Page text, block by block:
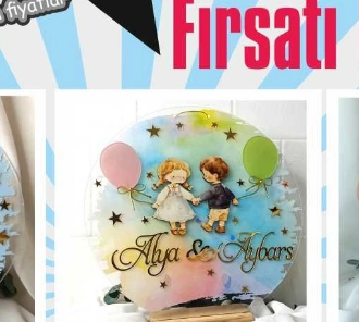
Yorum Yaz Karşılaştır Fiyat Alarmı
Bu ürün için henüz yorum yapılmadı.
Yorum Yap